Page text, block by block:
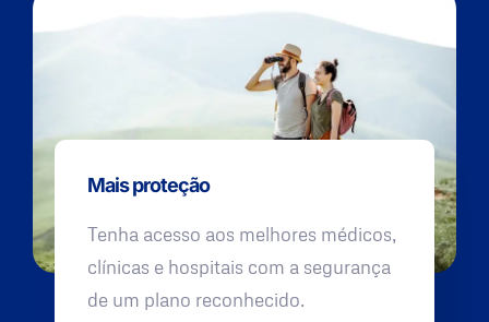
Mais proteção
Tenha acesso aos melhores médicos,
clínicas e hospitais com a segurança
de um plano reconhecido.